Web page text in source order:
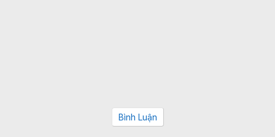
Bình Luận